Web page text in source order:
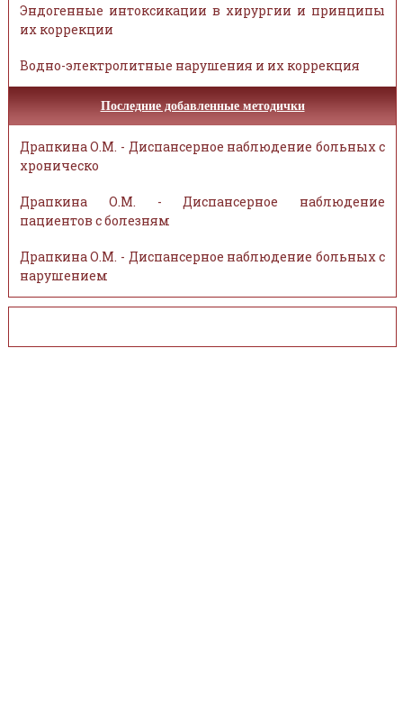
Эндогенные интоксикации в хирургии и принципы
их коррекции
Водно-электролитные нарушения и их коррекция
Последние добавленные методички
Драпкина О.М. - Диспансерное наблюдение больных с
хроническо
Драпкина О.М. - Диспансерное наблюдение
пациентов с болезням
Драпкина О.М. - Диспансерное наблюдение больных с
нарушением